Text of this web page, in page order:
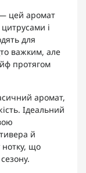
цей аромат
і
для
важким, але
протягом
аромат,
Ідеальний
й
нотку, що